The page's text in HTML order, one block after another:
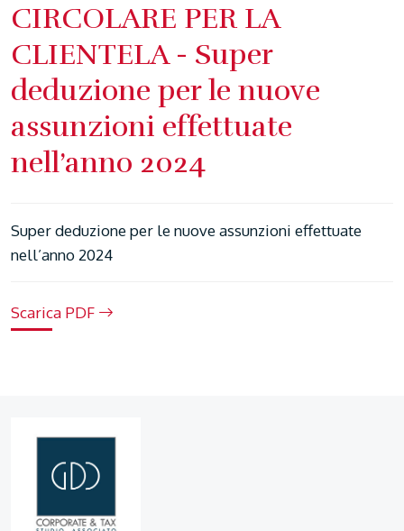
CIRCOLARE PER LA
CLIENTELA - Super
deduzione per le nuove
assunzioni effettuate
nell’anno 2024
Super deduzione per le nuove assunzioni effettuate
nell’anno 2024
Scarica PDF